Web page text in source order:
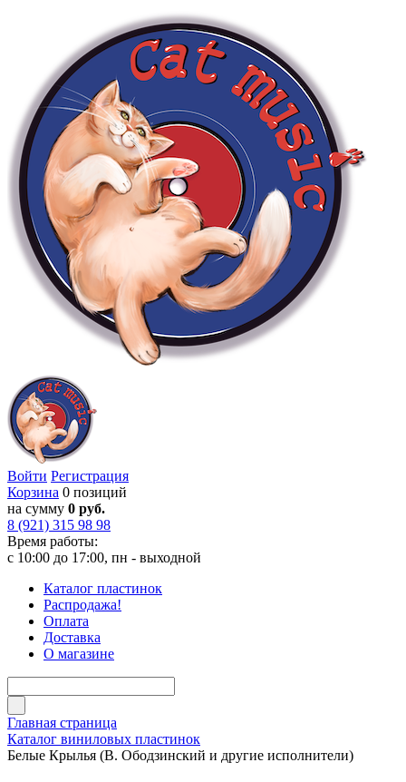
Войти Регистрация
Корзина 0 позиций
на сумму 0 руб.
8 (921) 315 98 98
Время работы:
с 10:00 до 17:00, пн - выходной
Каталог пластинок
Распродажа!
Оплата
Доставка
О магазине
Главная страница
Каталог виниловых пластинок
Белые Крылья (В. Ободзинский и другие исполнители)